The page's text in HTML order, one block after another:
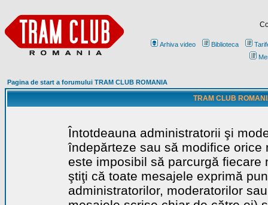
Arhiva video Biblioteca
Pagina de start a forumului TRAM CLUB ROMANIA
TRAM CLUB
Întotdeauna administratorii şi
îndepărteze sau să modifice
este imposibil să parcurgă
ştiţi că toate mesajele exprimă
administratorilor, moderatorilor